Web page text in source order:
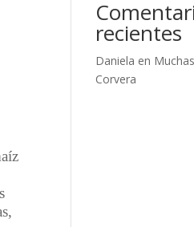
recientes
Daniela en
Corvera